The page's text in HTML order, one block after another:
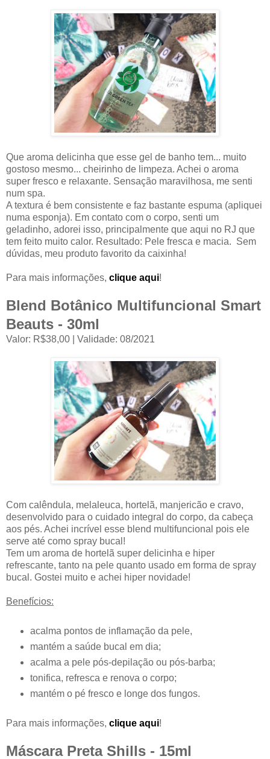
Que aroma delicinha que esse gel de banho tem... muito
gostoso mesmo... cheirinho de limpeza. Achei o aroma
super fresco e relaxante. Sensação maravilhosa, me senti
num spa.
A textura é bem consistente e faz bastante espuma (apliquei
numa esponja). Em contato com o corpo, senti um
geladinho, adorei isso, principalmente que aqui no RJ que
tem feito muito calor. Resultado: Pele fresca e macia. Sem
dúvidas, meu produto favorito da caixinha!
Para mais informações, clique aqui!
Blend Botânico Multifuncional Smart
Beauts - 30ml
Valor: R$38,00 | Validade: 08/2021
Com calêndula, melaleuca, hortelã, manjericão e cravo,
desenvolvido para o cuidado integral do corpo, da cabeça
aos pés. Achei incrível esse blend multifuncional pois ele
serve até como spray bucal!
Tem um aroma de hortelã super delicinha e hiper
refrescante, tanto na pele quanto usado em forma de spray
bucal. Gostei muito e achei hiper novidade!
Benefícios:
acalma pontos de inflamação da pele,
mantém a saúde bucal em dia;
acalma a pele pós-depilação ou pós-barba;
tonifica, refresca e renova o corpo;
mantém o pé fresco e longe dos fungos.
Para mais informações, clique aqui!
Máscara Preta Shills - 15ml